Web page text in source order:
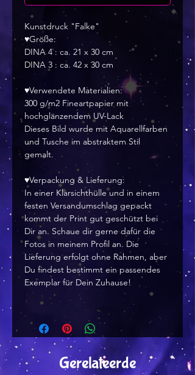
Kunstdruck "Falke"
♥Größe:
DINA 4 : ca. 21 x 30 cm
DINA 3 : ca. 42 x 30 cm
♥Verwendete Materialien:
300 g/m2 Fineartpapier mit
hochglänzendem UV-Lack
Dieses Bild wurde mit Aquarellfarben
und Tusche im abstraktem Stil
gemalt.
♥Verpackung & Lieferung:
In einer Klarsichthülle und in einem
festen Versandumschlag gepackt
kommt der Print gut geschützt bei
Dir an. Schaue dir gerne dafür die
Fotos in meinem Profil an. Die
Lieferung erfolgt ohne Rahmen, aber
Du findest bestimmt ein passendes
Exemplar für Dein Zuhause!
Gerelateerde